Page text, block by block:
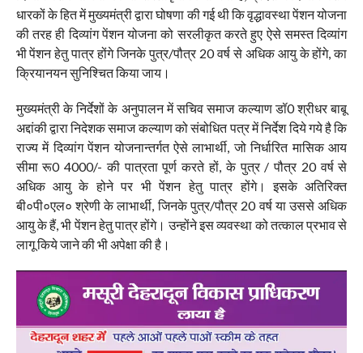
धारकों के हित में मुख्यमंत्री द्वारा घोषणा की गई थी कि वृद्धावस्था पेंशन योजना
की तरह ही दिव्यांग पेंशन योजना को सरलीकृत करते हुए ऐसे समस्त दिव्यांग
भी पेंशन हेतु पात्र होंगे जिनके पुत्र/पौत्र 20 वर्ष से अधिक आयु के होंगे, का
क्रियानयन सुनिश्चित किया जाय।
मुख्यमंत्री के निर्देशों के अनुपालन में सचिव समाज कल्याण डॉ0 श्रीधर बाबू
अद्दांकी द्वारा निदेशक समाज कल्याण को संबोधित पत्र में निर्देश दिये गये है कि
राज्य में दिव्यांग पेंशन योजनान्तर्गत ऐसे लाभार्थी, जो निर्धारित मासिक आय
सीमा रू0 4000/- की पात्रता पूर्ण करते हों, के पुत्र / पौत्र 20 वर्ष से
अधिक आयु के होने पर भी पेंशन हेतु पात्र होंगे। इसके अतिरिक्त
बी०पी०एल० श्रेणी के लाभार्थी, जिनके पुत्र/पौत्र 20 वर्ष या उससे अधिक
आयु के हैं, भी पेंशन हेतु पात्र होंगे। उन्होंने इस व्यवस्था को तत्काल प्रभाव से
लागू किये जाने की भी अपेक्षा की है।